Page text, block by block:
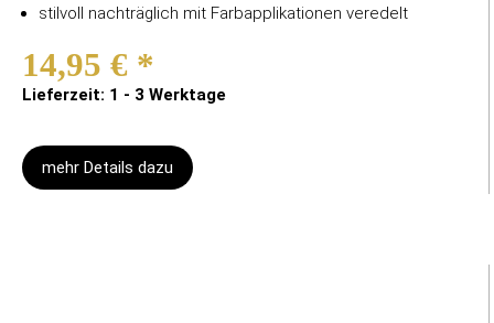
stilvoll nachträglich mit Farbapplikationen veredelt
14,95 € *
Lieferzeit: 1 - 3 Werktage
mehr Details dazu